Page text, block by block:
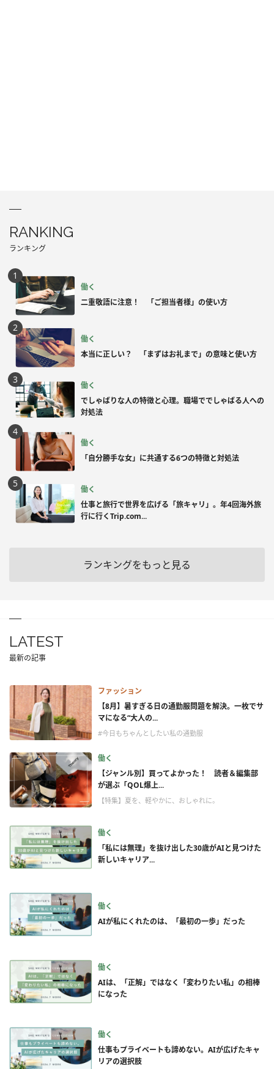
RANKING
ランキング
働く
二重敬語に注意！ 「ご担当者様」の使い方
働く
本当に正しい？ 「まずはお礼まで」の意味と使い方
働く
でしゃばりな人の特徴と心理。職場ででしゃばる人への
対処法
働く
「自分勝手な女」に共通する6つの特徴と対処法
働く
仕事と旅行で世界を広げる「旅キャリ」。年4回海外旅
行に行くTrip.com...
ランキングをもっと見る
LATEST
最新の記事
ファッション
【8月】暑すぎる日の通勤服問題を解決。一枚でサ
マになる“大人の...
#今日もちゃんとしたい私の通勤服
働く
【ジャンル別】買ってよかった！ 読者＆編集部
が選ぶ「QOL爆上...
【特集】夏を、軽やかに、おしゃれに。
働く
「私には無理」を抜け出した30歳がAIと見つけた
新しいキャリア...
働く
AIが私にくれたのは、「最初の一歩」だった
働く
AIは、「正解」ではなく「変わりたい私」の相棒
になった
働く
仕事もプライベートも諦めない。AIが広げたキャ
リアの選択肢